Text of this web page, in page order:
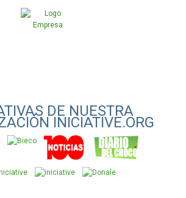
DE NUESTRA
INICIATIVE.ORG